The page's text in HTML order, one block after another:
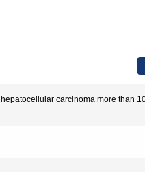
carcinoma more than